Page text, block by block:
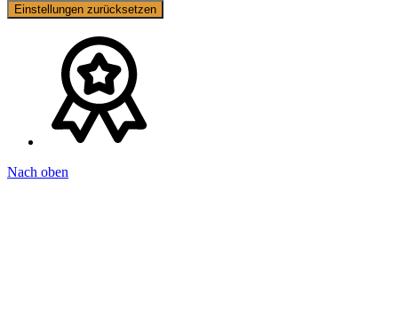
Einstellungen zurücksetzen
Nach oben